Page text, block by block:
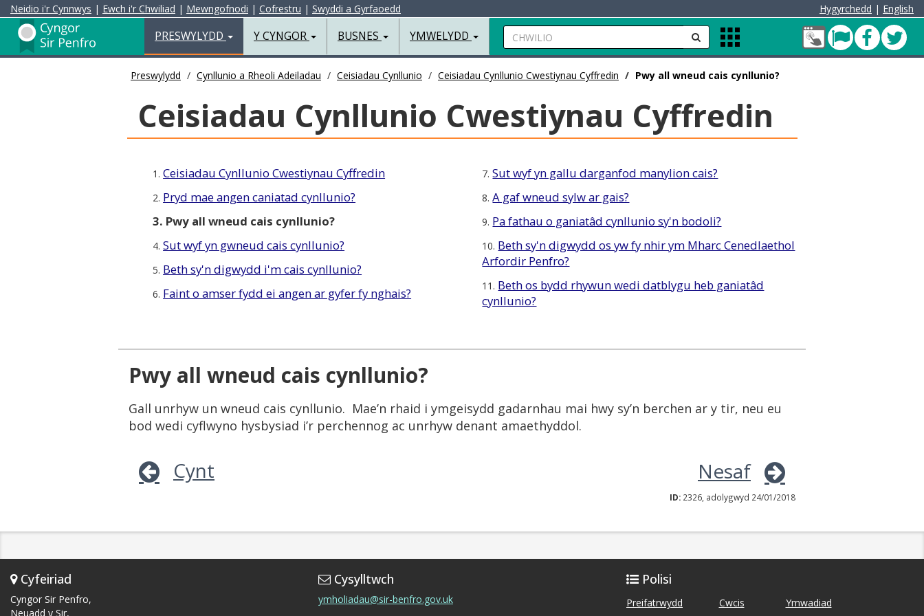
Neidio i'r Cynnwys | Ewch i'r Chwiliad | Mewngofnodi | Cofrestru | Swyddi a Gyrfaoedd Hygyrchedd | English
Preswylydd
PRESWYLYDD Y CYNGOR BUSNES YMWELYDD Chwilio anfon
Apps
Menu
Fy
NghyfrifPont
Cleddau
Preswylydd Cynllunio a Rheoli Adeiladau Ceisiadau Cynllunio Ceisiadau Cynllunio Cwestiynau Cyffredin Pwy all wneud cais cynllunio?
Ceisiadau Cynllunio Cwestiynau Cyffredin
1.Ceisiadau Cynllunio Cwestiynau Cyffredin
2. Pryd mae angen caniatad cynllunio?
3. Pwy all wneud cais cynllunio?
4.Sut wyf yn gwneud cais cynllunio?
5. Beth sy'n digwydd i'm cais cynllunio?
6. Faint o amser fydd ei angen ar gyfer fy nghais?
7.Sut wyf yn gallu darganfod manylion cais?
8.A gaf wneud sylw ar gais?
9. Pa fathau o ganiatâd cynllunio sy'n bodoli?
10. Beth sy'n digwydd os yw fy nhir ym Mharc Cenedlaethol
Arfordir Penfro?
11. Beth os bydd rhywun wedi datblygu heb ganiatâd
cynllunio?
Pwy all wneud cais cynllunio?
Gall unrhyw un wneud cais cynllunio. Mae’n rhaid i ymgeisydd gadarnhau mai hwy sy’n berchen ar y tir, neu eu
bod wedi cyflwyno hysbysiad i’r perchennog ac unrhyw denant amaethyddol.
Cynt Nesaf
ID: 2326, adolygwyd 24/01/2018
Cyfeiriad
Cyngor Sir Penfro,
Neuadd y Sir,
Cysylltwch
ymholiadau@sir-benfro.gov.uk
Polisi
Preifatrwydd Cwcis Ymwadiad